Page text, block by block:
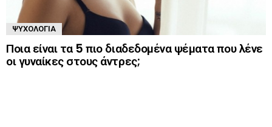
ΨΥΧΟΛΟΓΊΑ
Ποια είναι τα 5 πιο διαδεδομένα ψέματα που λένε
οι γυναίκες στους άντρες;